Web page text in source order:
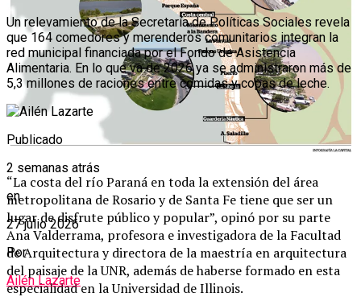
“La costa del río Paraná en toda la extensión del área
metropolitana de Rosario y de Santa Fe tiene que ser un
lugar de disfrute público y popular”, opinó por su parte
Ana Valderrama, profesora e investigadora de la Facultad
de Arquitectura y directora de la maestría en arquitectura
del paisaje de la UNR, además de haberse formado en esta
especialidad en la Universidad de Illinois.
Un relevamiento de la Secretaría de Políticas Sociales revela
que 164 comedores y merenderos comunitarios integran la
red municipal financiada por el Fondo de Asistencia
Alimentaria. En lo que va de 2026 ya se administraron más de
5,3 millones de raciones entre comidas y copas de leche.
Publicado
2 semanas atrás
en
27 julio 2026
Por
Ailén Lazarte